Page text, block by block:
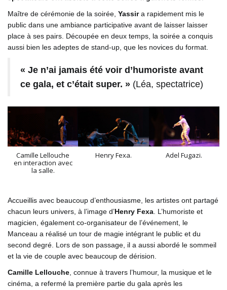
Maître de cérémonie de la soirée, Yassira rapidement mis le
public dans une ambiance participative avant de laisser laisser
place à ses pairs. Découpée en deux temps, la soirée a conquis
aussi bien les adeptes de stand-up, que les novices du format.
« Je n’ai jamais été voir d’humoriste avant
ce gala, et c’était super. » (Léa, spectatrice)
Camille Lellouche
en interaction avec
la salle.
Henry Fexa. Adel Fugazi.
Accueillis avec beaucoup d’enthousiasme, les artistes ont partagé
chacun leurs univers, à l’image d’Henry Fexa . L’humoriste et
magicien, également co-organisateur de l’événement, le
Manceau a réalisé un tour de magie intégrant le public et du
second degré. Lors de son passage, il a aussi abordé le sommeil
et la vie de couple avec beaucoup de dérision.
Camille Lellouche , connue à travers l’humour, la musique et le
cinéma, a refermé la première partie du gala après les